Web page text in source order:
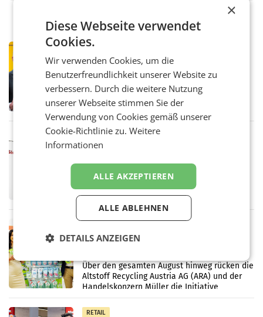
PRIMENEWS
Österreichische Post: Umsatzplus im
ersten Halbjahr trotz schwachem
Briefgeschäft
WIEN Die Österreichische Post AG hat im
ersten Halbjahr 2026 einen Konzernumsatz
einem Plus von 3,8 Prozent gegenüber dem
Vergleichszeitraum
MARKETING & MEDIA
ProSiebenSat.1 spart und macht
überraschend viel Gewinn
UNTERFÖHRING/MAILAND/AMSTERDAM. Der
Fernsehkonzern ProSiebenSat.1 hat im
Frühjahr dank Kostensenkungen operativ
wieder Gewinn gemacht und die
Markterwartung deutlich übertroffen.
Eine Bühne für Zirkularität: ARA und
Kreislauffähigkeit
Über den gesamten August hinweg rücken die
Altstoff Recycling Austria AG (ARA) und der
Handelskonzern Müller die Initiative
„Kreislauf-Helden“ in allen österreichischen
Müller-Filialen
RETAIL
×
Diese Webseite verwendet
Cookies.
Wir verwenden Cookies, um die
Benutzerfreundlichkeit unserer Website zu
verbessern. Durch die weitere Nutzung
unserer Webseite stimmen Sie der
Verwendung von Cookies gemäß unserer
Cookie-Richtlinie zu.Weitere
Informationen
ALLE AKZEPTIEREN
ALLE ABLEHNEN
DETAILS ANZEIGEN